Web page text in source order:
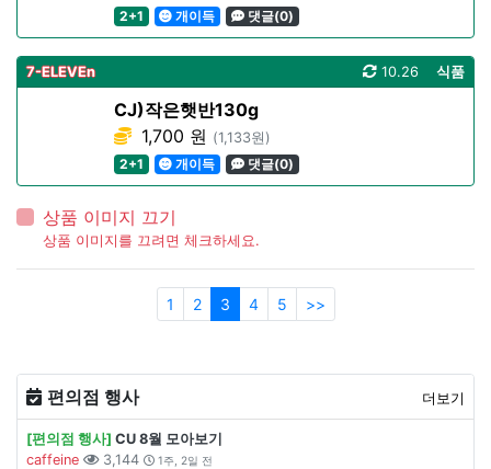
2+1
개이득 댓글(0)
7-ELEVEn 식품
10.26
CJ)작은햇반130g
1,700 원 (1,133원)
2+1
개이득 댓글(0)
상품 이미지 끄기
상품 이미지를 끄려면 체크하세요.
1 2 3 4 5 >>
편의점 행사 더보기
[편의점 행사] CU 8월 모아보기
caffeine
3,144 1주, 2일 전